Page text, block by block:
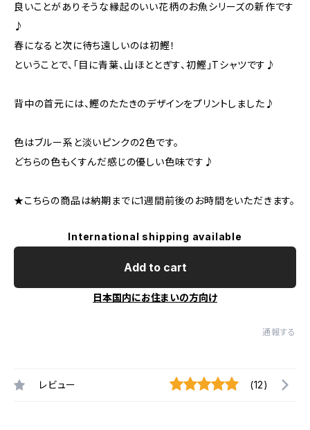
良いことがありそうな縁起のいい花柄のお魚シリーズの新作です
♪
春になると次に待ち遠しいのは初鰹！
ということで、「目に青葉、山ほととぎす、初鰹」Tシャツです♪
背中の首元には、鰹のたたきのデザインをプリントしました♪
色はブルー系と淡いピンクの2色です。
どちらの色もくすんだ感じの優しい色味です♪
★こちらの商品は納期までに1週間前後のお時間をいただきます。
International shipping available
Add to cart
日本国内にお住まいの方向け
通報する
レビュー (12)